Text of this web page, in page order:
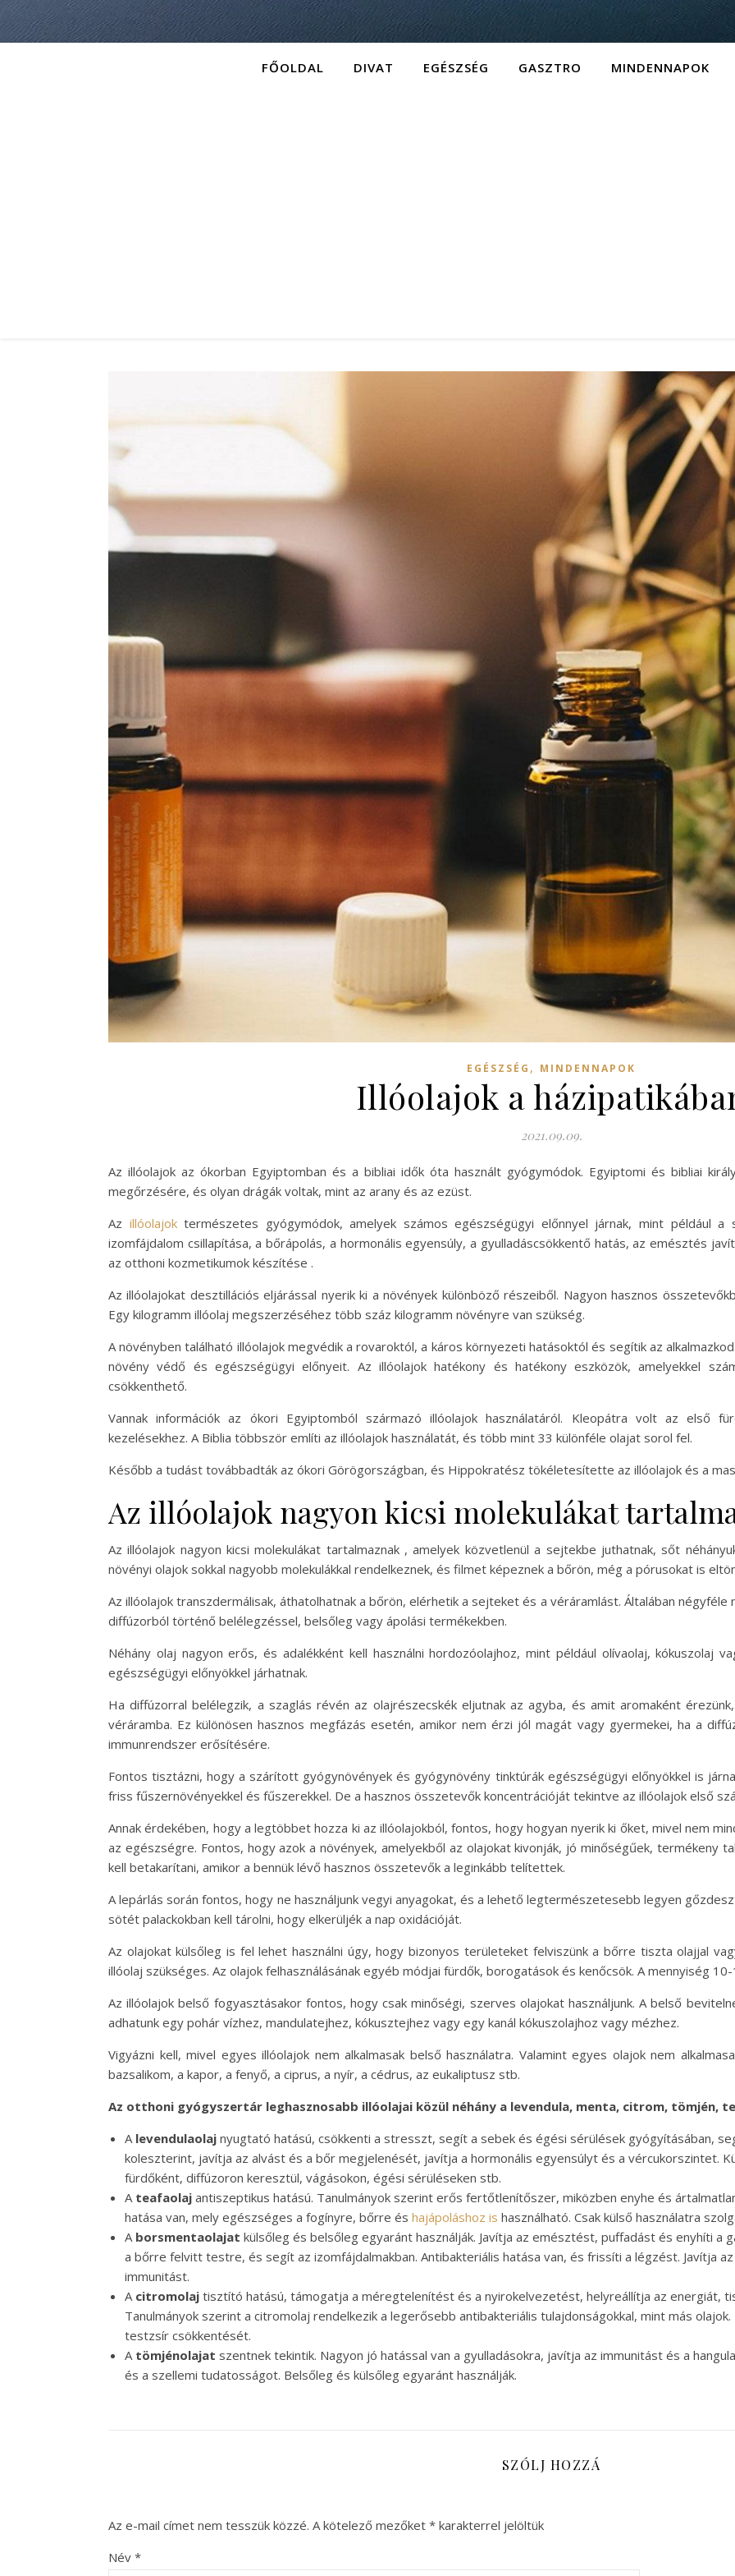
FŐOLDAL DIVAT EGÉSZSÉG GASZTRO MINDENNAPOK
EGÉSZSÉG , MINDENNAPOK
Illóolajok a
2021.09.09.
Az illóolajok az ókorban Egyiptomban és a bibliai idők óta használt gyógymódok. Egyiptomi és bibliai
megőrzésére, és olyan drágák voltak, mint az arany és az ezüst.
Az illóolajoktermészetes gyógymódok, amelyek számos egészségügyi előnnyel járnak, mint például
izomfájdalom csillapítása, a bőrápolás, a hormonális egyensúly, a gyulladáscsökkentő hatás, az emésztés
az otthoni kozmetikumok készítése .
Az illóolajokat desztillációs eljárással nyerik ki a növények különböző részeiből. Nagyon hasznos
Egy kilogramm illóolaj megszerzéséhez több száz kilogramm növényre van szükség.
A növényben található illóolajok megvédik a rovaroktól, a káros környezeti hatásoktól és segítik az
növény védő és egészségügyi előnyeit. Az illóolajok hatékony és hatékony eszközök, amelyekkel
csökkenthető.
Vannak információk az ókori Egyiptomból származó illóolajok használatáról. Kleopátra volt az első
kezelésekhez. A Biblia többször említi az illóolajok használatát, és több mint 33 különféle olajat sorol fel.
Később a tudást továbbadták az ókori Görögországban, és Hippokratész tökéletesítette az illóolajok és a
Az illóolajok nagyon kicsi molekulákat
Az illóolajok nagyon kicsi molekulákat tartalmaznak , amelyek közvetlenül a sejtekbe juthatnak, sőt
növényi olajok sokkal nagyobb molekulákkal rendelkeznek, és filmet képeznek a bőrön, még a pórusokat is
Az illóolajok transzdermálisak, áthatolhatnak a bőrön, elérhetik a sejteket és a véráramlást. Általában négyféle
diffúzorból történő belélegzéssel, belsőleg vagy ápolási termékekben.
Néhány olaj nagyon erős, és adalékként kell használni hordozóolajhoz, mint például olívaolaj, kókuszolaj
egészségügyi előnyökkel járhatnak.
Ha diffúzorral belélegzik, a szaglás révén az olajrészecskék eljutnak az agyba, és amit aromaként
véráramba. Ez különösen hasznos megfázás esetén, amikor nem érzi jól magát vagy gyermekei, ha a
immunrendszer erősítésére.
Fontos tisztázni, hogy a szárított gyógynövények és gyógynövény tinktúrák egészségügyi előnyökkel is
friss fűszernövényekkel és fűszerekkel. De a hasznos összetevők koncentrációját tekintve az illóolajok első
Annak érdekében, hogy a legtöbbet hozza ki az illóolajokból, fontos, hogy hogyan nyerik ki őket, mivel nem
az egészségre. Fontos, hogy azok a növények, amelyekből az olajokat kivonják, jó minőségűek, termékeny
kell betakarítani, amikor a bennük lévő hasznos összetevők a leginkább telítettek.
A lepárlás során fontos, hogy ne használjunk vegyi anyagokat, és a lehető legtermészetesebb legyen
sötét palackokban kell tárolni, hogy elkerüljék a nap oxidációját.
Az olajokat külsőleg is fel lehet használni úgy, hogy bizonyos területeket felviszünk a bőrre tiszta olajjal
illóolaj szükséges. Az olajok felhasználásának egyéb módjai fürdők, borogatások és kenőcsök. A mennyiség
Az illóolajok belső fogyasztásakor fontos, hogy csak minőségi, szerves olajokat használjunk. A belső
adhatunk egy pohár vízhez, mandulatejhez, kókusztejhez vagy egy kanál kókuszolajhoz vagy mézhez.
Vigyázni kell, mivel egyes illóolajok nem alkalmasak belső használatra. Valamint egyes olajok nem
bazsalikom, a kapor, a fenyő, a ciprus, a nyír, a cédrus, az eukaliptusz stb.
Az otthoni gyógyszertár leghasznosabb illóolajai közül néhány a levendula, menta, citrom, tömjén,
A levendulaolaj nyugtató hatású, csökkenti a stresszt, segít a sebek és égési sérülések gyógyításában,
koleszterint, javítja az alvást és a bőr megjelenését, javítja a hormonális egyensúlyt és a vércukorszintet.
fürdőként, diffúzoron keresztül, vágásokon, égési sérüléseken stb.
A teafaolaj antiszeptikus hatású. Tanulmányok szerint erős fertőtlenítőszer, miközben enyhe és
hatása van, mely egészséges a fogínyre, bőrre és hajápoláshoz is használható. Csak külső használatra
A borsmentaolajat külsőleg és belsőleg egyaránt használják. Javítja az emésztést, puffadást és enyhíti a
a bőrre felvitt testre, és segít az izomfájdalmakban. Antibakteriális hatása van, és frissíti a légzést. Javítja
immunitást.
A citromolaj tisztító hatású, támogatja a méregtelenítést és a nyirokelvezetést, helyreállítja az energiát,
Tanulmányok szerint a citromolaj rendelkezik a legerősebb antibakteriális tulajdonságokkal, mint más
testzsír csökkentését.
A tömjénolajat szentnek tekintik. Nagyon jó hatással van a gyulladásokra, javítja az immunitást és a
és a szellemi tudatosságot. Belsőleg és külsőleg egyaránt használják.
SZÓLJ HOZZÁ
Az e-mail címet nem tesszük közzé. A kötelező mezőket * karakterrel jelöltük
Név *